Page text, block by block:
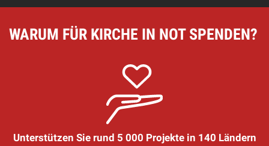
WARUM FÜR KIRCHE IN NOT SPENDEN?
Unterstützen Sie rund 5 000 Projekte in 140 Ländern